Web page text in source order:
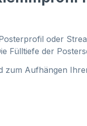
oder
Fülltiefe der
zum Aufhängen